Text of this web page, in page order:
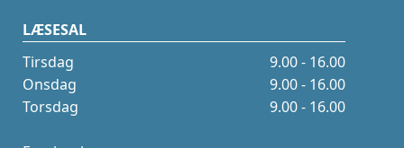
LÆSESAL
Tirsdag
9.00 - 16.00
Onsdag
9.00 - 16.00
Torsdag
9.00 - 16.00